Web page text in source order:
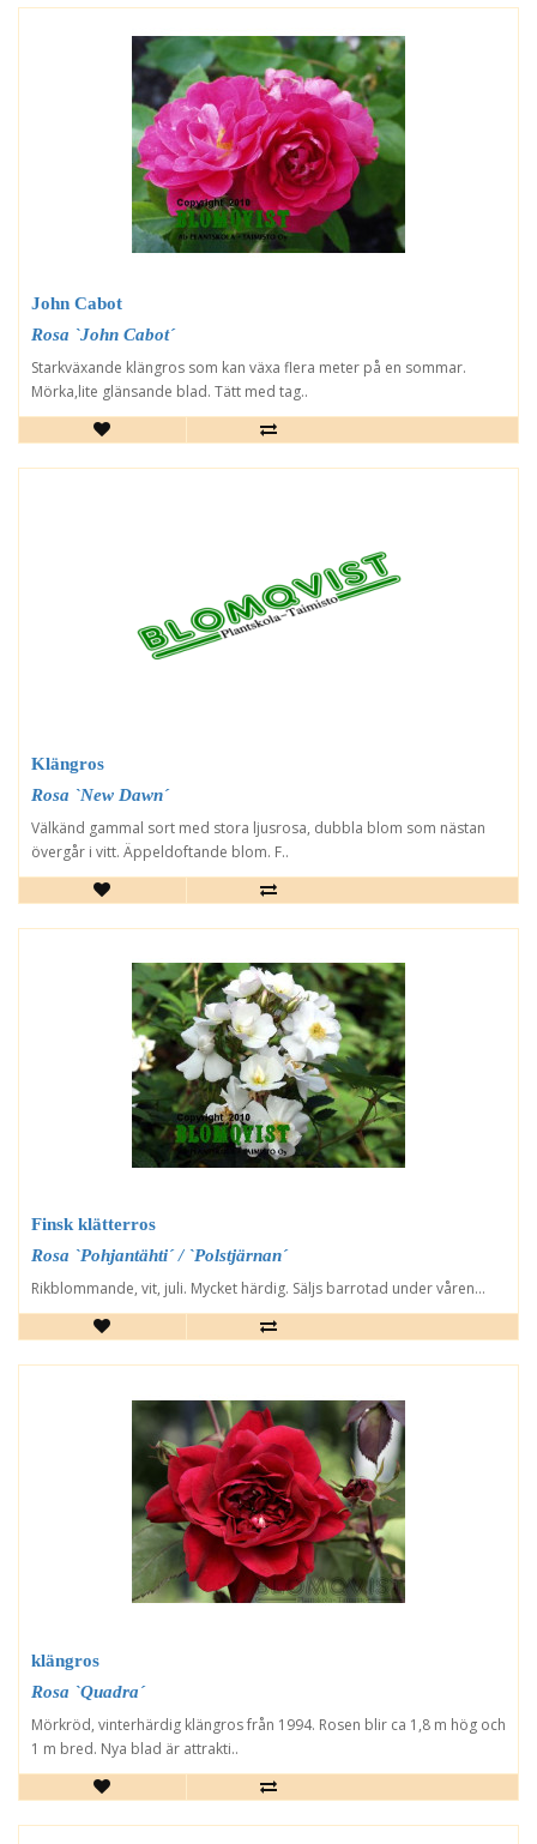
John Cabot
Rosa `John Cabot´
Starkväxande klängros som kan växa flera meter på en sommar.
Mörka,lite glänsande blad. Tätt med tag..
Klängros
Rosa `New Dawn´
Välkänd gammal sort med stora ljusrosa, dubbla blom som nästan
övergår i vitt. Äppeldoftande blom. F..
Finsk klätterros
Rosa `Pohjantähti´ / `Polstjärnan´
Rikblommande, vit, juli. Mycket härdig. Säljs barrotad under våren...
klängros
Rosa `Quadra´
Mörkröd, vinterhärdig klängros från 1994. Rosen blir ca 1,8 m hög och
1 m bred. Nya blad är attrakti..